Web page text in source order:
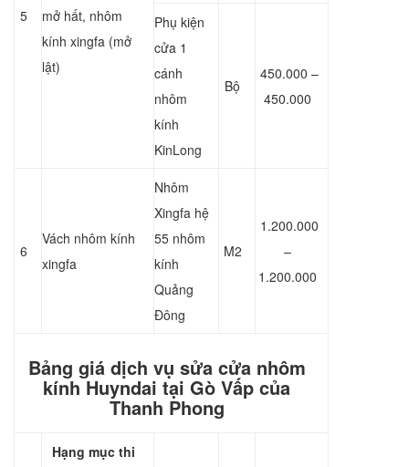
5
mở hất, nhôm
kính xingfa (mở
lật)
Phụ kiện
cửa 1
cánh
nhôm
kính
KinLong
Bộ
450.000 –
450.000
6
Vách nhôm kính
xingfa
Nhôm
Xingfa hệ
55 nhôm
kính
Quảng
Đông
M2
1.200.000
–
1.200.000
Bảng giá dịch vụ sửa cửa nhôm
kính Huyndai tại Gò Vấp của
Thanh Phong
Hạng mục thi